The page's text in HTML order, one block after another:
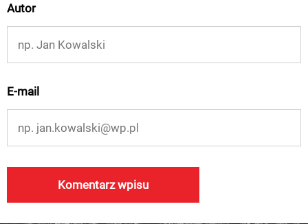
Autor
E-mail